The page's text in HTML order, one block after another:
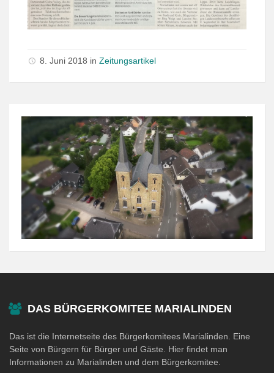
8. Juni 2018 in Zeitungsartikel
DAS BÜRGERKOMITEE MARIALINDEN
Das ist die Internetseite des Bürgerkomitees Marialinden. Eine
Seite von Bürgern für Bürger und Gäste. Hier findet man
Informationen zu Marialinden und dem Bürgerkomitee.